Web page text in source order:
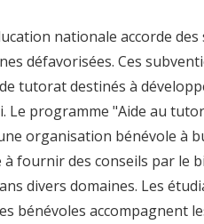
nationale accorde
défavorisées. Ces
tutorat destinés à
Le programme "Aide au
organisation bénévole à
fournir des conseils par le
divers domaines. Les
bénévoles accompagnent